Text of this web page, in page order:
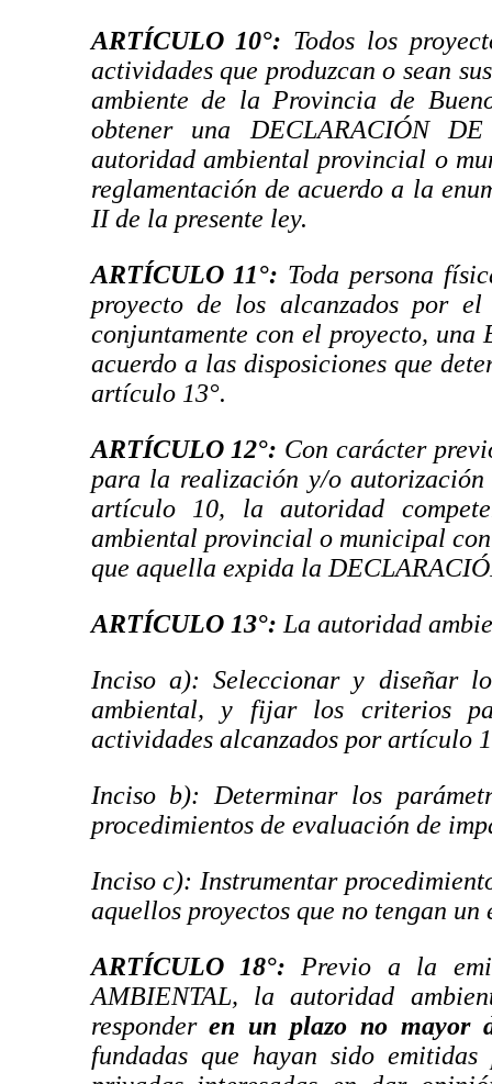
ARTÍCULO 10°: Todos los
actividades que produzcan o sean
ambiente de la Provincia de
obtener una DECLARACIÓN
autoridad ambiental provincial o
reglamentación de acuerdo a la
II de la presente ley.
ARTÍCULO 11°: Toda persona
proyecto de los alcanzados por
conjuntamente con el proyecto,
acuerdo a las disposiciones que
artículo 13°.
ARTÍCULO 12°: Con carácter
para la realización y/o
artículo 10, la autoridad
ambiental provincial o municipal
que aquella expida la
ARTÍCULO 13°: La autoridad
Inciso a): Seleccionar y diseñar
ambiental, y fijar los criterios
actividades alcanzados por artículo
Inciso b): Determinar los
procedimientos de evaluación de
Inciso c): Instrumentar
aquellos proyectos que no tengan
ARTÍCULO 18°: Previo a la
AMBIENTAL, la autoridad
responderen un plazo no mayor
fundadas que hayan sido